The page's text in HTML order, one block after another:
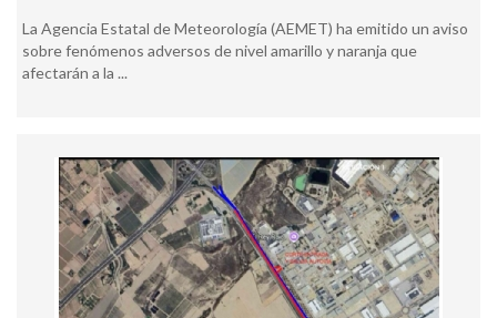
La Agencia Estatal de Meteorología (AEMET) ha emitido un aviso
sobre fenómenos adversos de nivel amarillo y naranja que
afectarán a la ...